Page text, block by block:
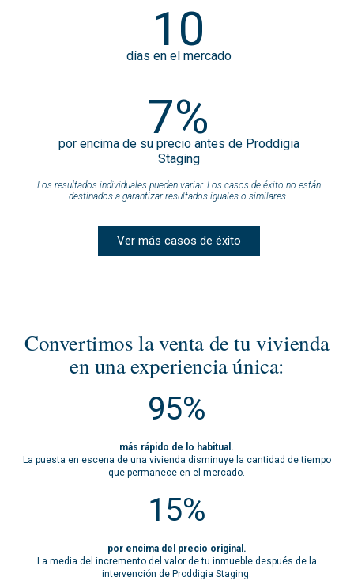
10
días en el mercado
7%
por encima de su precio antes de Proddigia
Staging
Los resultados individuales pueden variar. Los casos de éxito no están
destinados a garantizar resultados iguales o similares.
Ver más casos de éxito
Convertimos la venta de tu vivienda
en una experiencia única:
95%
más rápido de lo habitual.
La puesta en escena de una vivienda disminuye la cantidad de tiempo
que permanece en el mercado.
15%
por encima del precio original.
La media del incremento del valor de tu inmueble después de la
intervención de Proddigia Staging.